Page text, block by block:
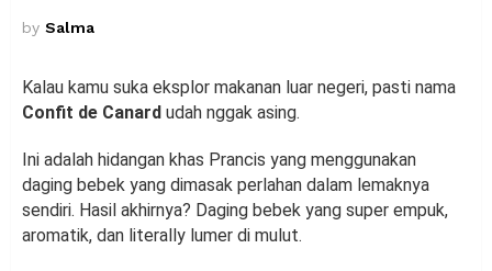
by Salma
Kalau kamu suka eksplor makanan luar negeri, pasti nama
Confit de Canard udah nggak asing.
Ini adalah hidangan khas Prancis yang menggunakan
daging bebek yang dimasak perlahan dalam lemaknya
sendiri. Hasil akhirnya? Daging bebek yang super empuk,
aromatik, dan literally lumer di mulut.